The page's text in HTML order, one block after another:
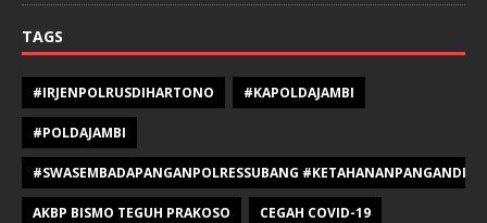
TAGS
#IRJENPOLRUSDIHARTONO #KAPOLDAJAMBI
#POLDAJAMBI
#SWASEMBADAPANGANPOLRESSUBANG
AKBP BISMO TEGUH PRAKOSO CEGAH COVID-19